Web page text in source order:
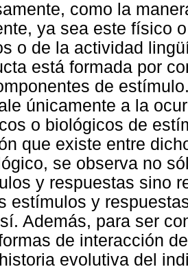
como la
ya sea este físico
o de la actividad
está formada por
de
únicamente a la
o biológicos de
que existe entre
se observa no
y respuestas sino
estímulos y
Además, para ser
de interacción
evolutiva del